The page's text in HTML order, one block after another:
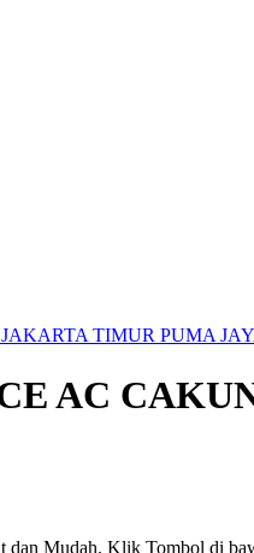
TIMUR PUMA
AC
dan Mudah. Klik Tombol di